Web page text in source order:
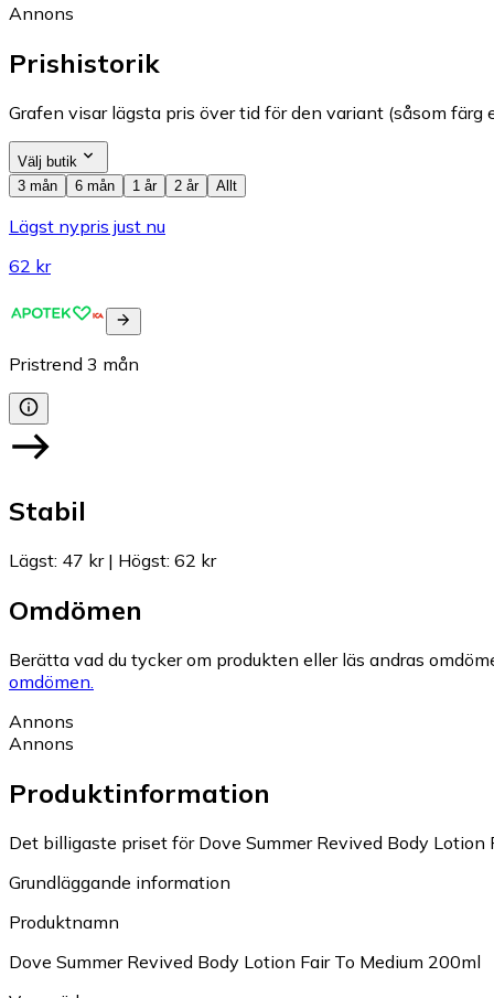
Annons
Prishistorik
Grafen visar lägsta pris över tid för den variant (såsom
Välj butik
3 mån
6 mån 1 år 2 år Allt
Lägst nypris just nu
62 kr
Pristrend 3 mån
Stabil
Lägst: 47 kr| Högst: 62 kr
Omdömen
Berätta vad du tycker om produkten eller läs andras
omdömen.
Annons
Annons
Produktinformation
Det billigaste priset för Dove Summer Revived Body Lotion
Grundläggande information
Produktnamn
Dove Summer Revived Body Lotion Fair To Medium 200ml